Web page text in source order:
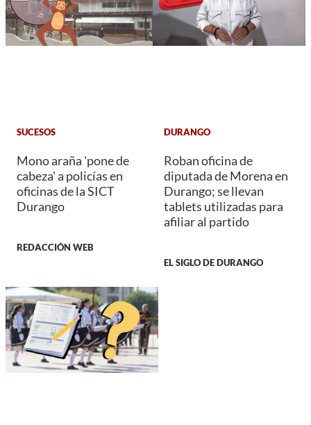
SUCESOS
Mono araña 'pone de
cabeza' a policías en
oficinas de la SICT
Durango
REDACCIÓN WEB
DURANGO
Roban oficina de
diputada de Morena en
Durango; se llevan
tablets utilizadas para
afiliar al partido
EL SIGLO DE DURANGO